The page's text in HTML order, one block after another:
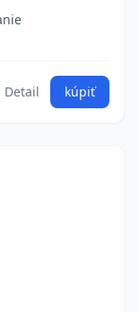
Detail kúpiť